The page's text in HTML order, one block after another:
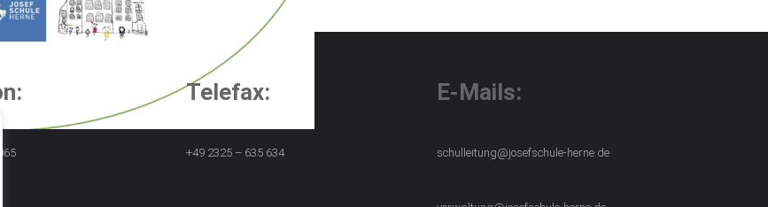
Telefax:
+49 2325 – 635 634
E-Mails:
schulleitung@josefschule-herne.de